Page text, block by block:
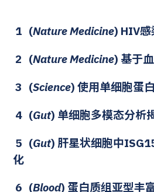
1 (Nature Medicine) HIV感
2 (Nature Medicine) 基于
3 (Science) 使用单细胞蛋
4 (Gut) 单细胞多模态分析
5 (Gut) 肝星状细胞中
化
6 (Blood) 蛋白质组亚型丰